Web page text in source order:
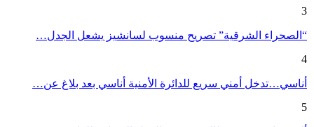
3
“الصحراء الشرقية” تصريح منسوب لسانشيز يشعل الجدل…
4
أناسي…تدخل أمني سريع للدائرة الأمنية أناسي بعد بلاغ عن…
5